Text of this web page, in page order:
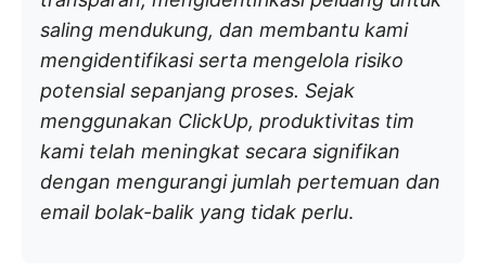
saling mendukung, dan membantu kami
mengidentifikasi serta mengelola risiko
potensial sepanjang proses. Sejak
menggunakan ClickUp, produktivitas tim
kami telah meningkat secara signifikan
dengan mengurangi jumlah pertemuan dan
email bolak-balik yang tidak perlu.